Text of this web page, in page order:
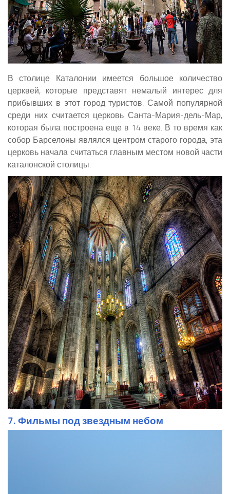
В столице Каталонии имеется большое количество
церквей, которые представят немалый интерес для
прибывших в этот город туристов. Самой популярной
среди них считается церковь Санта-Мария-дель-Мар,
которая была построена еще в 14 веке. В то время как
собор Барселоны являлся центром старого города, эта
церковь начала считаться главным местом новой части
каталонской столицы.
7. Фильмы под звездным небом